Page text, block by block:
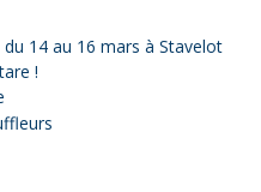
14 au 16 mars à Stavelot
!